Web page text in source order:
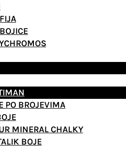
PO BROJEVIMA
MINERAL CHALKY
BOJE